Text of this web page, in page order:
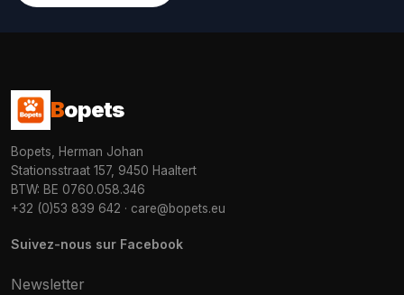
Bopets
Bopets, Herman Johan
Stationsstraat 157, 9450 Haaltert
BTW: BE 0760.058.346
+32 (0)53 839 642 · care@bopets.eu
Suivez-nous sur Facebook
Newsletter